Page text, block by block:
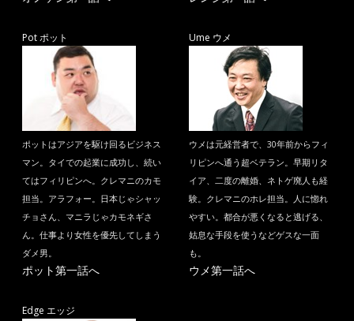
Pot ポット
ポットはアジアを駆け回るビジネス
マン。タイでの起業に成功し、続い
てはフィリピンへ。クレマニのカモ
担当。アラフォー。日本じゃシャッ
チョさん、マニラじゃカモネギさ
ん。仕事より女性を優先してしまう
ダメ男。
ポット第一話へ
Ume ウメ
ウメは元経営者で、30年前からフィ
リピンへ通う超ベテラン。早期リタ
イア、二度の離婚、ネトゲ廃人も経
験。クレマニのホレ担当。人に惚れ
やすい。都合が悪くなると逃げる、
姑息な手段を使うなどゲスな一面
も。
ウメ第一話へ
Edge エッジ